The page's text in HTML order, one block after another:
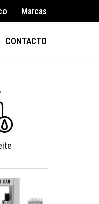
Marcas
CONTACTO